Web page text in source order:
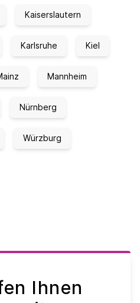
Kaiserslautern
Karlsruhe Kiel
Mannheim
Nürnberg
Würzburg
Ihnen